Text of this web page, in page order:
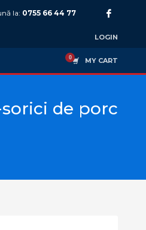
la: 0755 66 44 77
LOGIN
MY CART
de porc